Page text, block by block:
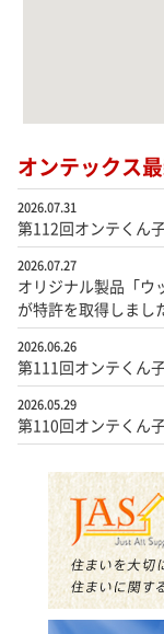
オンテックス
2026.07.31
第112回オンテくん
2026.07.27
オリジナル製品「ウ
が特許を取得しまし
2026.06.26
第111回オンテくん
2026.05.29
第110回オンテくん